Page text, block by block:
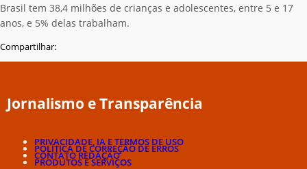
Brasil tem 38,4 milhões de crianças e adolescentes, entre 5 e 17
anos, e 5% delas trabalham.
Compartilhar:
Jornalismo e Transparência
PRIVACIDADE, IA E TERMOS DE USO
POLÍTICA DE CORREÇÃO DE ERROS
CONTATO REDAÇÃO
PRODUTOS E SERVIÇOS